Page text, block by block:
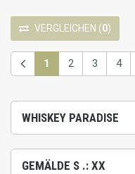
WHISKEY PARADISE
GEMÄLDE S .: XX
VERGLEICHEN (0)
1 2 3 4